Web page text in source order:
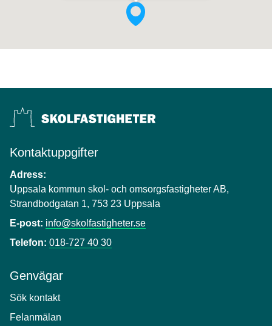
Kontaktuppgifter
Adress:
Uppsala kommun skol- och omsorgsfastigheter AB,
Strandbodgatan 1, 753 23 Uppsala
E-post: info@skolfastigheter.se
Telefon: 018-727 40 30
Genvägar
Sök kontakt
Felanmälan